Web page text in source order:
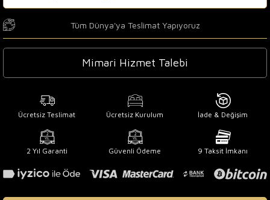
Tüm Dünya'ya Teslimat Yapıyoruz
Mimari Hizmet Talebi
Ücretsiz Teslimat Ücretsiz Kurulum İade & Değişim
2 Yıl Garanti Güvenli Ödeme 9 Taksit İmkanı